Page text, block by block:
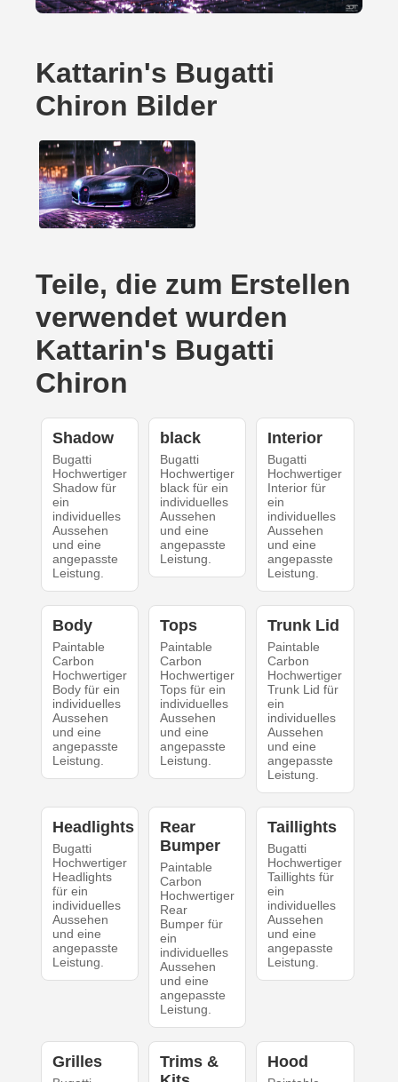
Kattarin's Bugatti
Chiron Bilder
Teile, die zum Erstellen
verwendet wurden
Kattarin's Bugatti
Chiron
Shadow
Bugatti
Hochwertiger
Shadow für
ein
individuelles
Aussehen
und eine
angepasste
Leistung.
black
Bugatti
Hochwertiger
black für ein
individuelles
Aussehen
und eine
angepasste
Leistung.
Interior
Bugatti
Hochwertiger
Interior für
ein
individuelles
Aussehen
und eine
angepasste
Leistung.
Body
Paintable
Carbon
Hochwertiger
Body für ein
individuelles
Aussehen
und eine
angepasste
Leistung.
Tops
Paintable
Carbon
Hochwertiger
Tops für ein
individuelles
Aussehen
und eine
angepasste
Leistung.
Trunk Lid
Paintable
Carbon
Hochwertiger
Trunk Lid für
ein
individuelles
Aussehen
und eine
angepasste
Leistung.
Headlights
Bugatti
Hochwertiger
Headlights
für ein
individuelles
Aussehen
und eine
angepasste
Leistung.
Rear
Bumper
Paintable
Carbon
Hochwertiger
Rear
Bumper für
ein
individuelles
Aussehen
und eine
angepasste
Leistung.
Taillights
Bugatti
Hochwertiger
Taillights für
ein
individuelles
Aussehen
und eine
angepasste
Leistung.
Grilles
Trims &
Hood